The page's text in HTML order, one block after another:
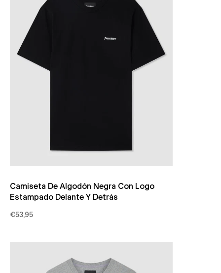
Camiseta De Algodón Negra Con Logo
Estampado Delante Y Detrás
€53,95